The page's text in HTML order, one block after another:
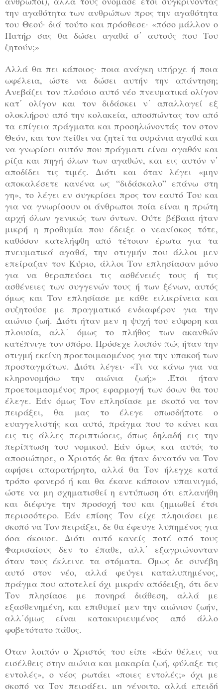
την αγαθότητα των ανθρώπων προς την αγαθότητα
του Θεού· διά τούτο και πρόσθεσε· «πόσο μάλλον ο
Πατήρ σας θα δώσει αγαθά σ΄ αυτούς που Του
ζητούν;»
Αλλά θα πει κάποιος· ποια ανάγκη υπήρχε ή ποια
ωφέλεια, ώστε να δώσει αυτήν την απάντηση;
Ανεβάζει τον πλούσιο αυτό νέο πνευματικά ολίγον
κατ΄ ολίγον και τον διδάσκει ν΄ απαλλαγεί εξ
ολοκλήρου από την κολακεία, αποσπώντας τον από
τα επίγεια πράγματα και προσηλώνοντάς τον στον
Θεόν, και τον πείθει να ζητεί τα ουράνια αγαθά και
να γνωρίσει αυτόν που πράγματι είναι αγαθόν και
ρίζα και πηγή όλων των αγαθών, και εις αυτόν ν΄
αποδίδει τις τιμές. Διότι και όταν λέγει «μην
αποκαλέσετε κανένα ως “διδάσκαλο” επάνω στη
γη», το λέγει εν συγκρίσει προς τον εαυτό Του και
για να γνωρίσουν οι άνθρωποι ποία είναι η πρώτη
αρχή όλων γενικώς των όντων. Ούτε βέβαια ήταν
μικρή η προθυμία που έδειξε ο νεανίσκος τότε,
καθόσον κατελήφθη από τέτοιον έρωτα για τα
πνευματικά αγαθά, την στιγμήν που άλλοι μεν
επείραζαν τον Κύριο, άλλοι Τον επλησίασαν μόνο
για να θεραπεύσει τις ασθένειές τους ή τις
ασθένειες των συγγενών τους ή των ξένων, αυτός
όμως και Τον επλησίασε με κάθε ειλικρίνεια και
συζητούσε με πραγματικό ενδιαφέρον για την
αιώνιο ζωή. Διότι ήταν μεν η ψυχή του εύφορη και
πλουσία, αλλ΄ όμως το πλήθος των ακανθών
κατέπνιγε τον σπόρο. Πρόσεχε λοιπόν πώς ήταν την
στιγμή εκείνη προετοιμασμένος για την υπακοή των
προσταγμάτων. Διότι λέγει· «Τι να κάνω για να
κληρονομήσω την αιώνια ζωή;» .Έτσι ήταν
προετοιμασμένος προς εφαρμογή των όσων θα του
έλεγε. Εάν όμως Τον επλησίασε με σκοπό να τον
πειράξει, θα μας το έλεγε οπωσδήποτε ο
ευαγγελιστής και αυτό, πράγμα που το κάνει και
εις τις άλλες περιπτώσεις, όπως δηλαδή εις την
περίπτωση του νομικού. Εάν όμως και αυτός το
αποσιώπησε, ο Χριστός δε θα ήταν δυνατόν να Τον
αφήσει απαρατήρητο, αλλά θα Τον ήλεγχε κατά
τρόπο φανερό ή και θα έκανε κάποιον υπαινιγμό,
ώστε να μη σχηματισθεί η εντύπωση ότι επλανήθη
και διέφυγε την προσοχή του και ζημιωθεί έτσι
περισσότερο. Εάν επίσης Τον είχε πλησιάσει με
σκοπό να Τον πειράξει, δε θα έφευγε λυπημένος για
όσα άκουσε. Διότι αυτό κανείς ποτέ από τους
Φαρισαίους δεν το έπαθε, αλλ΄ εξαγριώνονταν
όταν τους έκλεινε τα στόματα. Όμως δε συνέβη
αυτό στον νέο, αλλά φεύγει καταλυπημένος,
πράγμα που αποτελεί όχι μικράν απόδειξη, ότι δεν
Τον πλησίασε με πονηρά διάθεση, αλλά με
εξασθενημένη, και επιθυμεί μεν την αιώνιον ζωήν,
αλλ΄όμως είναι κατακυριευμένος από άλλο
φοβετότατο πάθος.
Όταν λοιπόν ο Χριστός του είπε «Εάν θέλεις να
εισέλθεις στην αιώνια και μακαρία ζωή, φύλαξε τις
εντολές», ο νέος ρωτάει «ποιες εντολές;» όχι με
σκοπό να Τον πειράξει, μη γένοιτο, αλλά επειδή